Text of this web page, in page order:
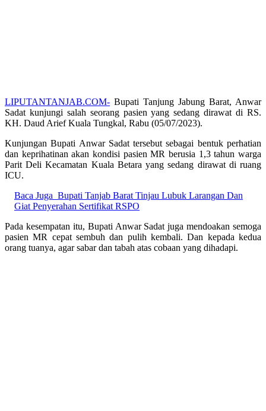
LIPUTANTANJAB.COM- Bupati Tanjung Jabung Barat, Anwar
Sadat kunjungi salah seorang pasien yang sedang dirawat di RS.
KH. Daud Arief Kuala Tungkal, Rabu (05/07/2023).
Kunjungan Bupati Anwar Sadat tersebut sebagai bentuk perhatian
dan keprihatinan akan kondisi pasien MR berusia 1,3 tahun warga
Parit Deli Kecamatan Kuala Betara yang sedang dirawat di ruang
ICU.
Baca Juga Bupati Tanjab Barat Tinjau Lubuk Larangan Dan
Giat Penyerahan Sertifikat RSPO
Pada kesempatan itu, Bupati Anwar Sadat juga mendoakan semoga
pasien MR cepat sembuh dan pulih kembali. Dan kepada kedua
orang tuanya, agar sabar dan tabah atas cobaan yang dihadapi.